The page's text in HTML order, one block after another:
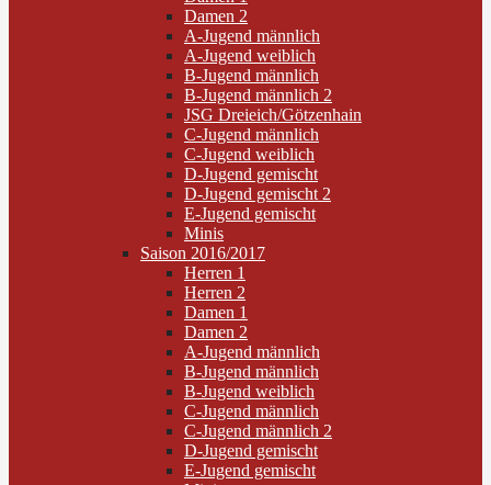
Damen 2
A-Jugend männlich
A-Jugend weiblich
B-Jugend männlich
B-Jugend männlich 2
JSG Dreieich/Götzenhain
C-Jugend männlich
C-Jugend weiblich
D-Jugend gemischt
D-Jugend gemischt 2
E-Jugend gemischt
Minis
Saison 2016/2017
Herren 1
Herren 2
Damen 1
Damen 2
A-Jugend männlich
B-Jugend männlich
B-Jugend weiblich
C-Jugend männlich
C-Jugend männlich 2
D-Jugend gemischt
E-Jugend gemischt